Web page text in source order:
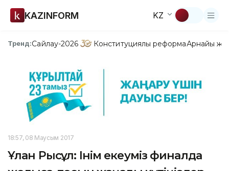
KAZINFORM KZ
Тренд:Сайлау-2026 Конституциялық реформаАрнайы
18:57, 08 Маусым 2017
Ұлан Рысқұл: Інім екеуміз финалда